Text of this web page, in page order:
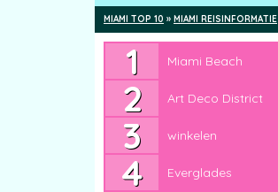
MIAMI TOP 10 » MIAMI REISINFORMATIE
Miami Beach
Art Deco District
winkelen
Everglades
uitgaan
Miami Beach
Art Deco District
winkelen
Everglades